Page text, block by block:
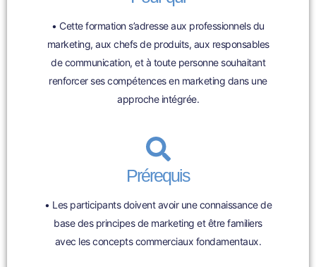
• Cette formation s’adresse aux professionnels du
marketing, aux chefs de produits, aux responsables
de communication, et à toute personne souhaitant
renforcer ses compétences en marketing dans une
approche intégrée.
Prérequis
• Les participants doivent avoir une connaissance de
base des principes de marketing et être familiers
avec les concepts commerciaux fondamentaux.